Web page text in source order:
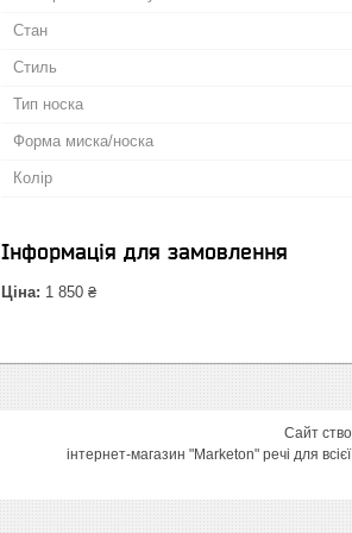
Стан
Стиль
Тип носка
Форма миска/носка
Колір
Інформація для замовлення
Ціна: 1 850 ₴
Сайт